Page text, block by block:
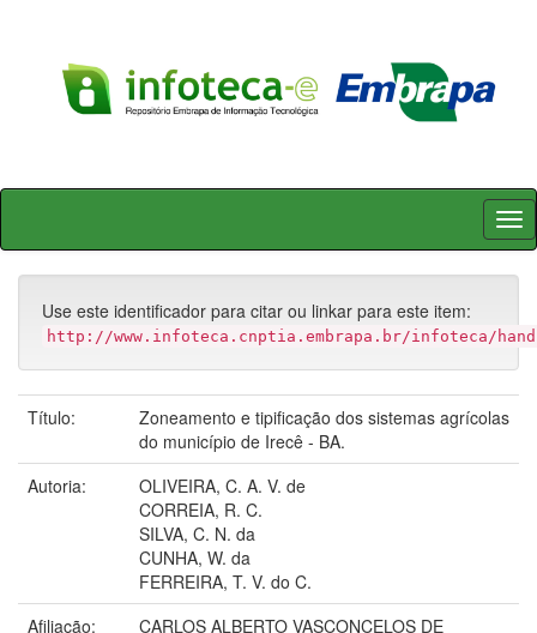
Skip
Use este identificador para citar ou linkar para este item:
http://www.infoteca.cnptia.embrapa.br/infoteca/
Título:
Zoneamento e tipificação dos sistemas agrícolas
do município de Irecê - BA.
Autoria:
OLIVEIRA, C. A. V. de
CORREIA, R. C.
SILVA, C. N. da
CUNHA, W. da
FERREIRA, T. V. do C.
Afiliação:
CARLOS ALBERTO VASCONCELOS DE